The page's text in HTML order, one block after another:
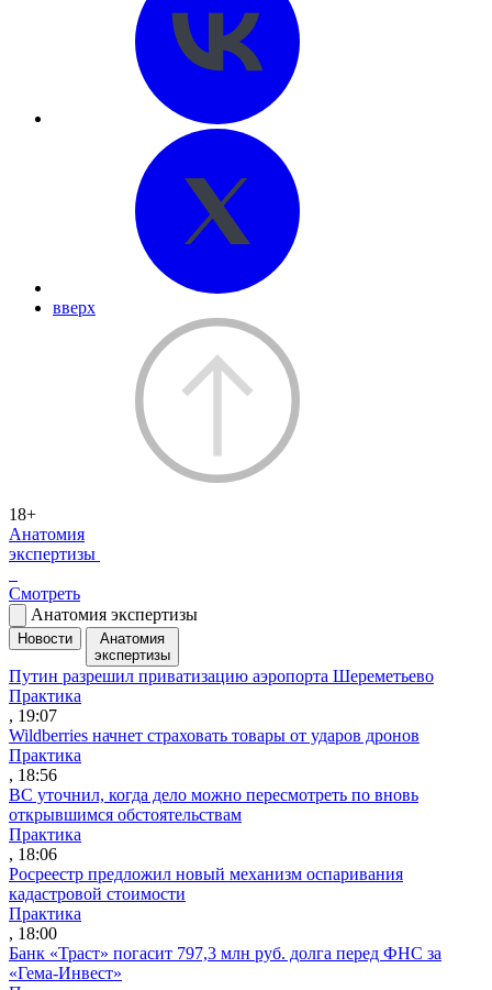
вверх
18+
Анатомия
экспертизы
Смотреть
Анатомия экспертизы
Новости
Анатомия
экспертизы
Путин разрешил приватизацию аэропорта Шереметьево
Практика
, 19:07
Wildberries начнет страховать товары от ударов дронов
Практика
, 18:56
ВС уточнил, когда дело можно пересмотреть по вновь
открывшимся обстоятельствам
Практика
, 18:06
Росреестр предложил новый механизм оспаривания
кадастровой стоимости
Практика
, 18:00
Банк «Траст» погасит 797,3 млн руб. долга перед ФНС за
«Гема-Инвест»